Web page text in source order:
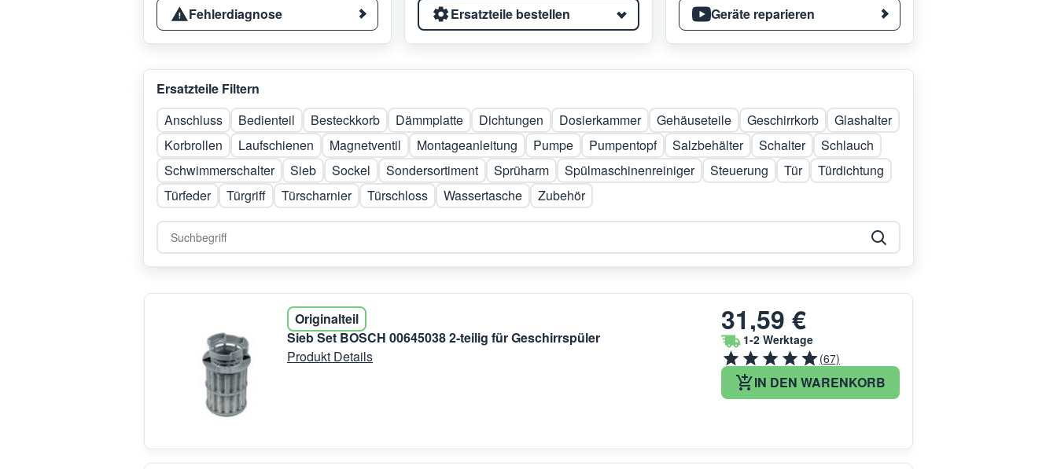
Fehlerdiagnose Ersatzteile bestellen Geräte reparieren
Ersatzteile Filtern
Anschluss
Bedienteil Besteckkorb Dämmplatte Dichtungen Dosierkammer Gehäuseteile Geschirrkorb
Glashalter
Korbrollen
Laufschienen Magnetventil Montageanleitung Pumpe Pumpentopf Salzbehälter Schalter
Schlauch
Schwimmerschalter
Sieb Sockel Sondersortiment Sprüharm Spülmaschinenreiniger Steuerung Tür
Türdichtung
Türfeder
Türgriff Türscharnier Türschloss Wassertasche Zubehör
Originalteil
Sieb Set BOSCH 00645038 2-teilig für Geschirrspüler
Produkt Details
31,59 €
1-2 Werktage
(67)
IN DEN WARENKORB